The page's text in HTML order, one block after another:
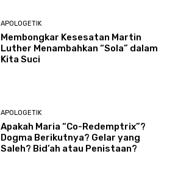
APOLOGETIK
Membongkar Kesesatan Martin
Luther Menambahkan “Sola” dalam
Kita Suci
APOLOGETIK
Apakah Maria “Co-Redemptrix”?
Dogma Berikutnya? Gelar yang
Saleh? Bid’ah atau Penistaan?